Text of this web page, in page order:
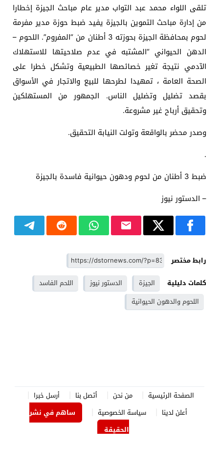
تلقى اللواء محمد عبد التواب مدير عام مباحث الجيزة إخطارا
من إدارة مباحث التموين بالجيزة يفيد ضبط حوزة مدير مفرمة
لحوم بمحافظة الجيزة بحوزته 3 أطنان من “المفروم”. اللحوم –
الدهن الحيواني “المشتبه في عدم صلاحيتها للاستهلاك
الآدمي نتيجة تغير خصائصها الطبيعية وتشكل خطرا على
الصحة العامة ، تمهيدا لطرحها للبيع والاتجار في الأسواق
بقصد تضليل وتضليل الناس. الجمهور من المستهلكين
وتحقيق أرباح غير مشروعة.
وصدر محضر بالواقعة وتولت النيابة التحقيق.
.
ضبط 3 أطنان من لحوم ودهون حيوانية فاسدة بالجيزة
– الدستور نيوز
رابط مختصر
كلمات دليلية
الجيزة الدستور نيوز
اللحم الفاسد
اللحوم والدهون الحيوانية
الصفحة الرئيسية من نحن أتصل بنا
أرسل خبرا
أعلن لدينا
سياسة الخصوصية
ساهم في نشر
الحقيقة